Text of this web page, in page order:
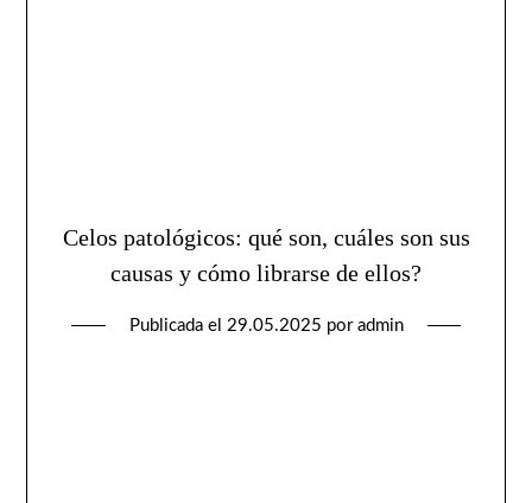
Celos patológicos: qué son, cuáles son sus
causas y cómo librarse de ellos?
Publicada el 29.05.2025 por admin